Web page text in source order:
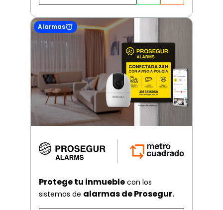
Alarmas
Protege tu inmueble con los
sistemas de alarmas de Prosegur.